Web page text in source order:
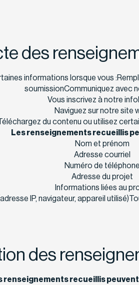
des
informations lorsque vous
soumissionCommuniquez avec
Vous inscrivez à notre
Naviguez sur notre site
du contenu ou utilisez
Les renseignements recueillis
Nom et prénom
Adresse courriel
Numéro de téléphone
Adresse du projet
Informations liées au
IP, navigateur, appareil
des
renseignements recueillis